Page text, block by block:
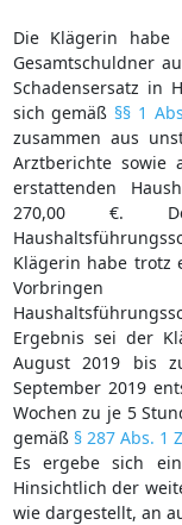
Die Klägerin
Gesamtschuldner
Schadensersatz in
sich gemäß §§ 1
zusammen aus
Arztberichte sowie
erstattenden
270,00 €.
Klägerin habe trotz
Vorbringen
Ergebnis sei der
August 2019 bis
September 2019
Wochen zu je 5
gemäß § 287 Abs. 1
Es ergebe sich
Hinsichtlich der
wie dargestellt, an